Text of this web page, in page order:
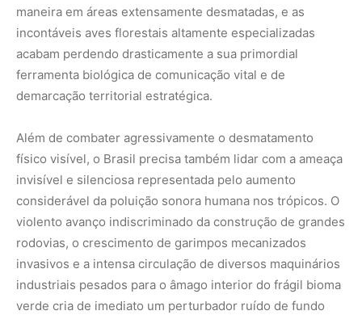
maneira em áreas extensamente desmatadas, e as
incontáveis aves florestais altamente especializadas
acabam perdendo drasticamente a sua primordial
ferramenta biológica de comunicação vital e de
demarcação territorial estratégica.
Além de combater agressivamente o desmatamento
físico visível, o Brasil precisa também lidar com a ameaça
invisível e silenciosa representada pelo aumento
considerável da poluição sonora humana nos trópicos. O
violento avanço indiscriminado da construção de grandes
rodovias, o crescimento de garimpos mecanizados
invasivos e a intensa circulação de diversos maquinários
industriais pesados para o âmago interior do frágil bioma
verde cria de imediato um perturbador ruído de fundo